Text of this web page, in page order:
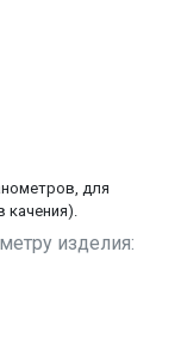
для
качения).
изделия: